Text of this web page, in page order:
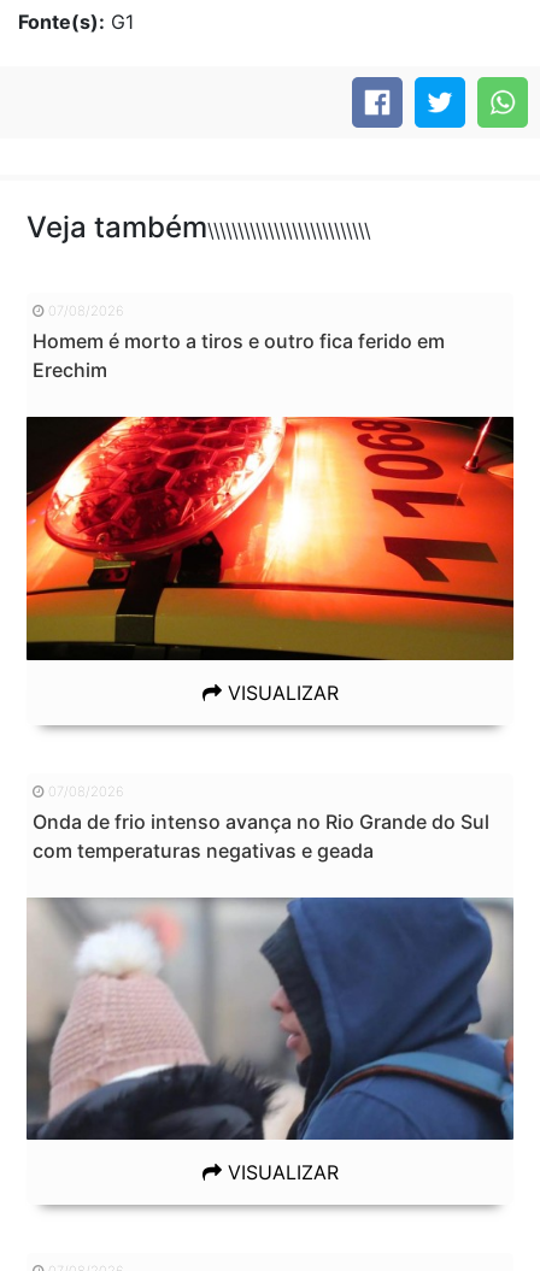
Fonte(s): G1
Veja também\\\\\\\\\\\\\\\\\\\\\\\\\\\
07/08/2026
Homem é morto a tiros e outro fica ferido em
Erechim
VISUALIZAR
07/08/2026
Onda de frio intenso avança no Rio Grande do Sul
com temperaturas negativas e geada
VISUALIZAR